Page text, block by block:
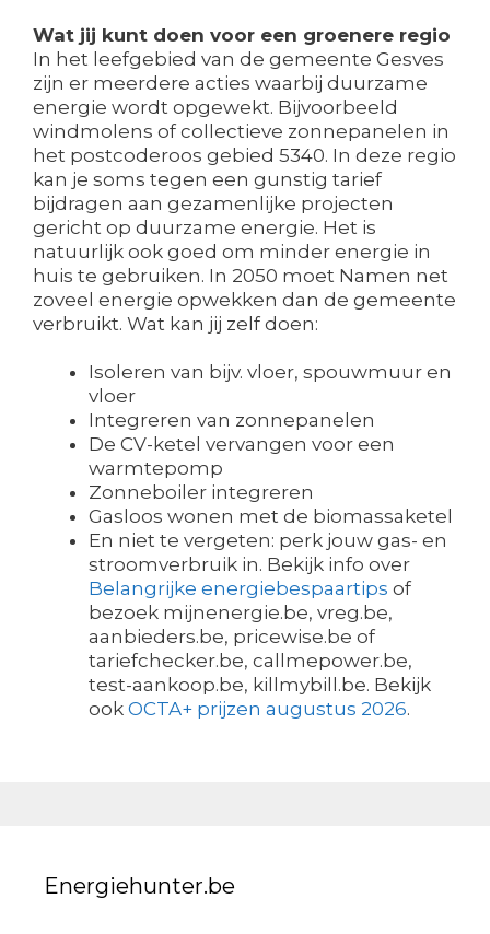
Wat jij kunt doen voor een groenere regio
In het leefgebied van de gemeente Gesves
zijn er meerdere acties waarbij duurzame
energie wordt opgewekt. Bijvoorbeeld
windmolens of collectieve zonnepanelen in
het postcoderoos gebied 5340. In deze regio
kan je soms tegen een gunstig tarief
bijdragen aan gezamenlijke projecten
gericht op duurzame energie. Het is
natuurlijk ook goed om minder energie in
huis te gebruiken. In 2050 moet Namen net
zoveel energie opwekken dan de gemeente
verbruikt. Wat kan jij zelf doen:
Isoleren van bijv. vloer, spouwmuur en
vloer
Integreren van zonnepanelen
De CV-ketel vervangen voor een
warmtepomp
Zonneboiler integreren
Gasloos wonen met de biomassaketel
En niet te vergeten: perk jouw gas- en
stroomverbruik in. Bekijk info over
Belangrijke energiebespaartips of
bezoek mijnenergie.be, vreg.be,
aanbieders.be, pricewise.be of
tariefchecker.be, callmepower.be,
test-aankoop.be, killmybill.be. Bekijk
ook OCTA+ prijzen augustus 2026.
Energiehunter.be